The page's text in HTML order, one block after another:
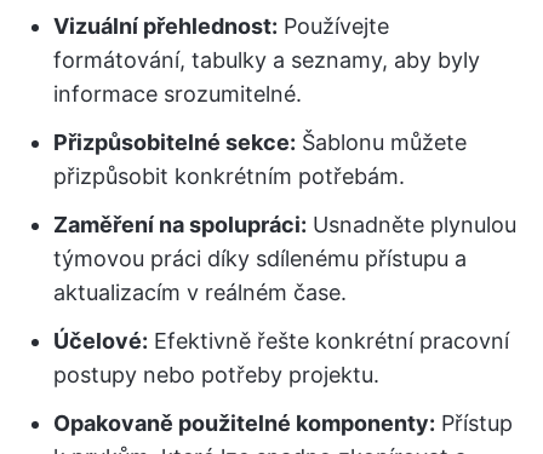
Vizuální přehlednost: Používejte
formátování, tabulky a seznamy, aby byly
informace srozumitelné.
Přizpůsobitelné sekce: Šablonu můžete
přizpůsobit konkrétním potřebám.
Zaměření na spolupráci: Usnadněte plynulou
týmovou práci díky sdílenému přístupu a
aktualizacím v reálném čase.
Účelové: Efektivně řešte konkrétní pracovní
postupy nebo potřeby projektu.
Opakovaně použitelné komponenty: Přístup